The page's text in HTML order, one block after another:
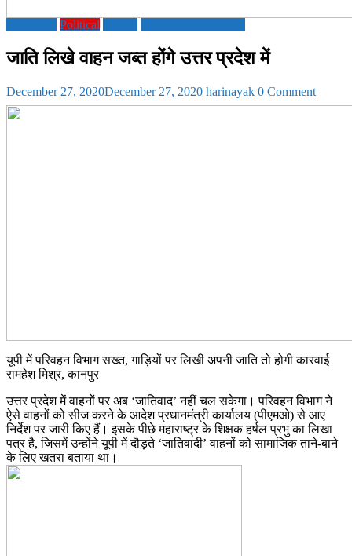
Political
जाति लिखे वाहन जब्त होंगे उत्तर प्रदेश में
December 27, 2020December 27, 2020 harinayak 0 Comment
यूपी में परिवहन विभाग सख्त, गाड़ियों पर लिखी अपनी जाति तो होगी कारवाई
रामहेश मिश्र, कानपुर
उत्तर प्रदेश में वाहनों पर अब ‘जातिवाद’ नहीं चल सकेगा। परिवहन विभाग ने
ऐसे वाहनों को सीज करने के आदेश प्रधानमंत्री कार्यालय (पीएमओ) से आए
निर्देश पर जारी किए हैं। इसके पीछे महाराष्ट्र के शिक्षक हर्षल प्रभु का लिखा
पत्र है, जिसमें उन्होंने यूपी में दौड़ते ‘जातिवादी’ वाहनों को सामाजिक ताने-बाने
के लिए खतरा बताया था।